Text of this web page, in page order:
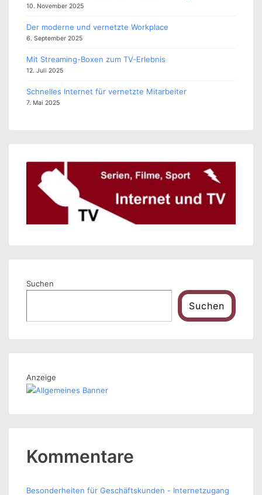
10. November 2025
Der moderne und vernetzte Workplace
6. September 2025
Mit Streaming-Boxen zum TV-Erlebnis
12. Juli 2025
Schnelles Internet für vernetzte Mitarbeiter
7. Mai 2025
Suchen
Suchen
Anzeige
Kommentare
Besonderheiten für Geschäftskunden - Internetzugang